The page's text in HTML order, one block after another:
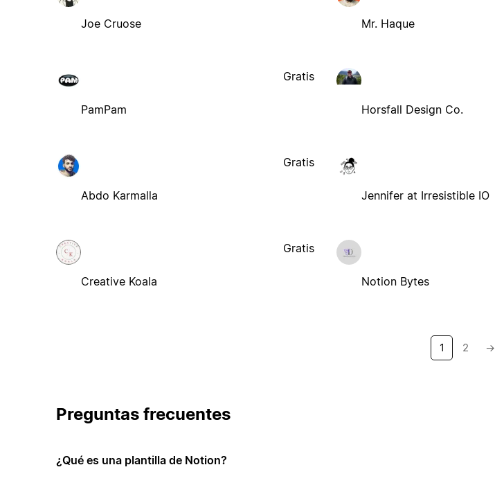
Joe Cruose Mr. Haque
PamPam
Gratis
Horsfall Design Co.
Abdo Karmalla
Gratis
Jennifer at Irresistible IO
Creative Koala
Gratis
Notion Bytes
1 2 →
Preguntas frecuentes
¿Qué es una plantilla de Notion?